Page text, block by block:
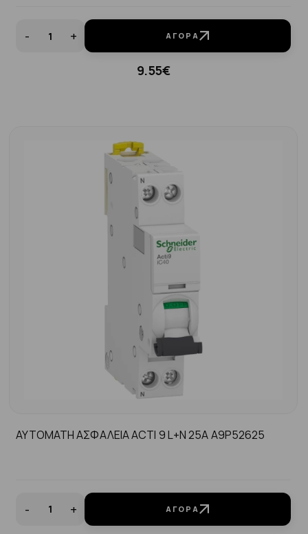
- + ΑΓΟΡΆ
9.55€
ΑΥΤΟΜΑΤΗ ΑΣΦΑΛΕΙΑ ACTI 9 L+N 25A A9P52625
- + ΑΓΟΡΆ